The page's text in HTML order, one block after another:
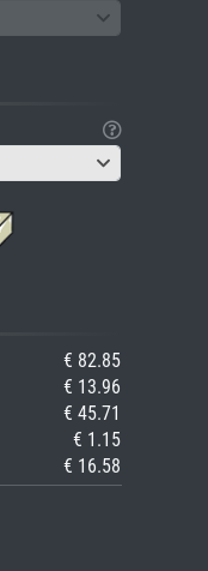
€ 82.85
€ 13.96
€ 45.71
€ 1.15
€ 16.58